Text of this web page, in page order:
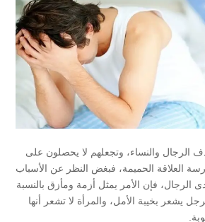
الرجال والنساء، وتجعلهم لا يحصلون على
العلاقة الحميمة، فبغض النظر عن الأسباب
الرجال، فإن الأمر يمثل أزمة ومأزق بالنسبة
يشعر بخيبة الأمل، والمرأة لا تشعر أنها